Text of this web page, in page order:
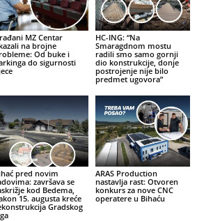
MZ Centar
na brojne
Od buke i
do sigurnosti
HC-ING: “Na
Smaragdnom mostu
radili smo samo gornji
dio konstrukcije, donje
postrojenje nije bilo
predmet ugovora”
pred novim
završava se
kod Bedema,
15. augusta kreće
Gradskog
ARAS Production
nastavlja rast: Otvoren
konkurs za nove CNC
operatere u Bihaću